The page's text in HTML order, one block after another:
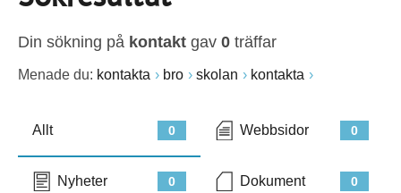
Din sökning på kontakt gav 0 träffar
Menade du: kontakta bro skolan kontakta
0
Allt 0
Webbsidor
0
Nyheter 0
Dokument